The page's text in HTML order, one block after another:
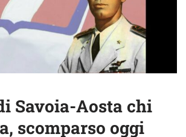
Savoia-Aosta chi
scomparso oggi